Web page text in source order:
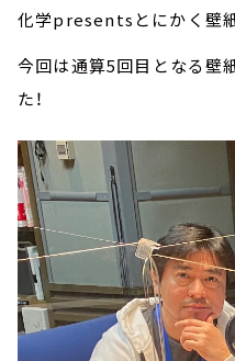
化学presentsとにかく壁紙
今回は通算5回目となる壁
た！